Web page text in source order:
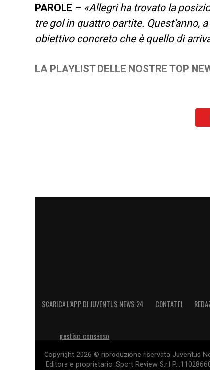
PAROLE – «Allegri ha trovato la
tre gol in quattro partite. Quest’anno,
obiettivo concreto che è quello di
LA PLAYLIST DELLE NOSTRE TOP
SCARICA L’APP DI JUVENTUS NEWS 24 CONTATTI
gestisci consenso
Copyright 2026 © riproduzione riservata Juventus
Editore e proprietario: Sport Review S.r.l